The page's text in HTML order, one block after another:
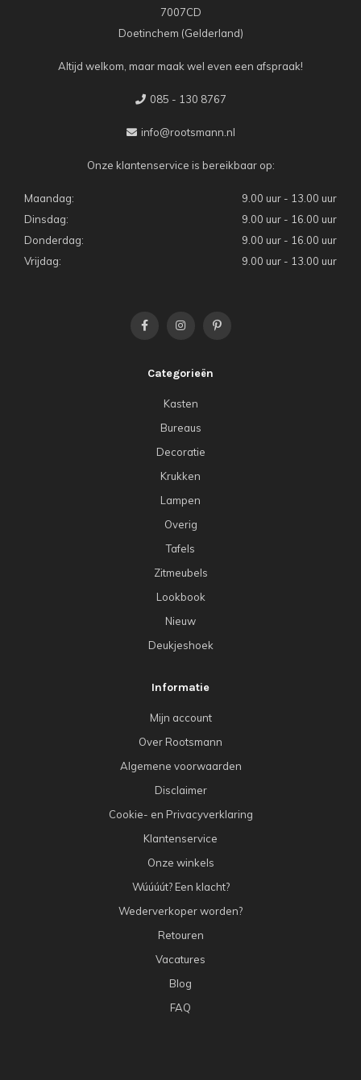
7007CD
Doetinchem (Gelderland)
Altijd welkom, maar maak wel even een afspraak!
085 - 130 8767
info@rootsmann.nl
Onze klantenservice is bereikbaar op:
Maandag:
9.00 uur - 13.00 uur
Dinsdag:
9.00 uur - 16.00 uur
Donderdag:
9.00 uur - 16.00 uur
Vrijdag:
9.00 uur - 13.00 uur
Categorieën
Kasten
Bureaus
Decoratie
Krukken
Lampen
Overig
Tafels
Zitmeubels
Lookbook
Nieuw
Deukjeshoek
Informatie
Mijn account
Over Rootsmann
Algemene voorwaarden
Disclaimer
Cookie- en Privacyverklaring
Klantenservice
Onze winkels
Wúúúút? Een klacht?
Wederverkoper worden?
Retouren
Vacatures
Blog
FAQ